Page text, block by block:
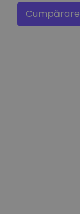
Cumpărare